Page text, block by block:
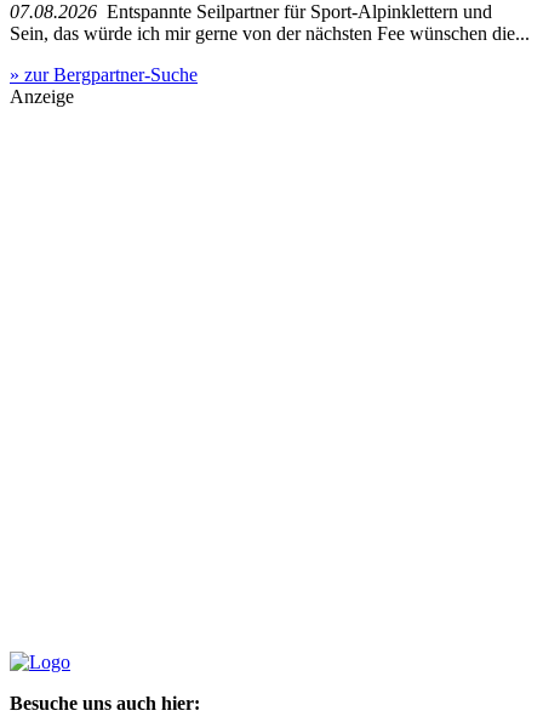
07.08.2026 Entspannte Seilpartner für Sport-Alpinklettern und
Sein, das würde ich mir gerne von der nächsten Fee wünschen die...
» zur Bergpartner-Suche
Anzeige
Besuche uns auch hier: